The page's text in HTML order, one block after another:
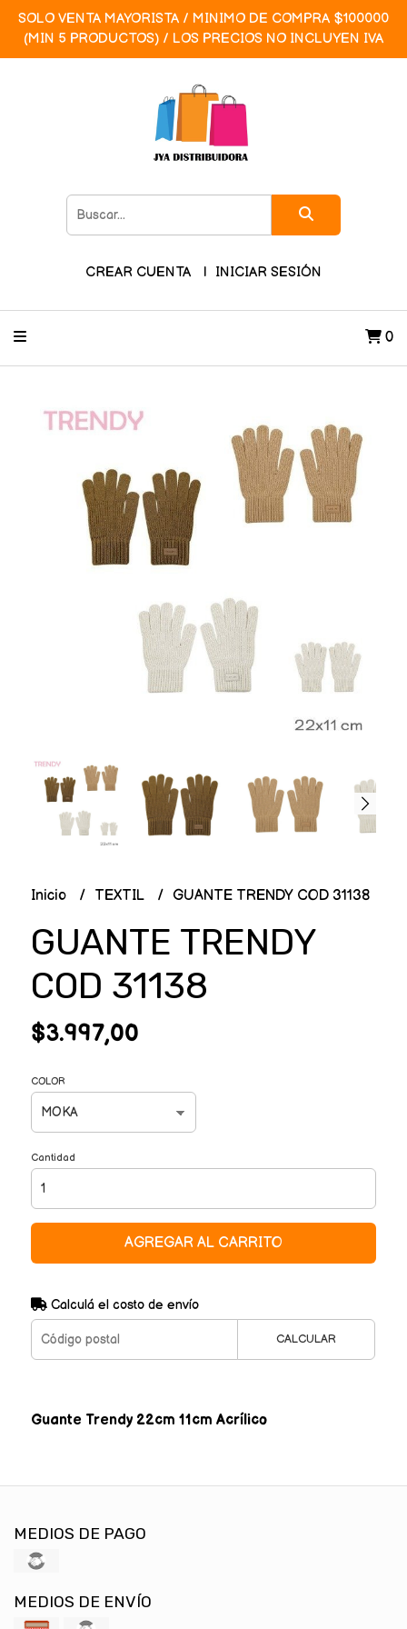
SOLO VENTA MAYORISTA / MINIMO DE COMPRA $100000
(MIN 5 PRODUCTOS) / LOS PRECIOS NO INCLUYEN IVA
CREAR CUENTA INICIAR SESIÓN
0
Inicio TEXTIL GUANTE TRENDY COD 31138
GUANTE TRENDY
COD 31138
$3.997,00
COLOR
Cantidad
AGREGAR AL CARRITO
Calculá el costo de envío
CALCULAR
Guante Trendy 22cm 11cm Acrílico
MEDIOS DE PAGO
MEDIOS DE ENVÍO